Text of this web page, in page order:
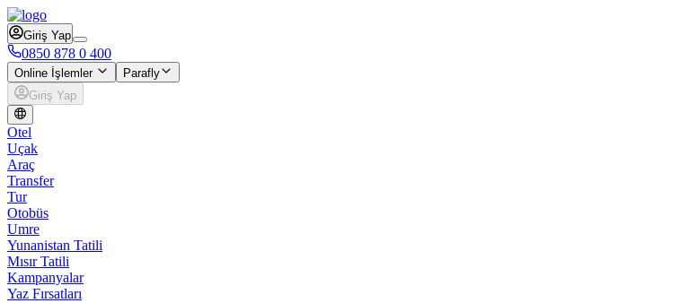
Giriş Yap
0850 878 0 400
Online İşlemler
Parafly
Giriş Yap
Otel
Uçak
Araç
Transfer
Tur
Otobüs
Umre
Yunanistan Tatili
Mısır Tatili
Kampanyalar
Yaz Fırsatları